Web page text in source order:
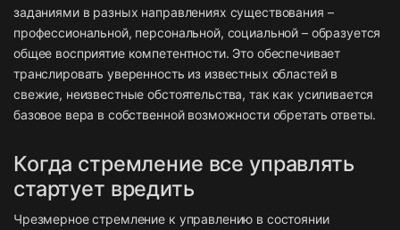
заданиями в разных направлениях существования –
профессиональной, персональной, социальной – образуется
общее восприятие компетентности. Это обеспечивает
транслировать уверенность из известных областей в
свежие, неизвестные обстоятельства, так как усиливается
базовое вера в собственной возможности обретать ответы.
Когда стремление все управлять
стартует вредить
Чрезмерное стремление к управлению в состоянии